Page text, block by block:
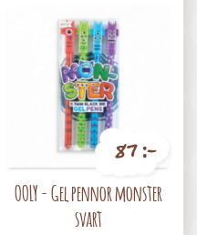
87 :-
OOLY - Gel pennor monster
svart